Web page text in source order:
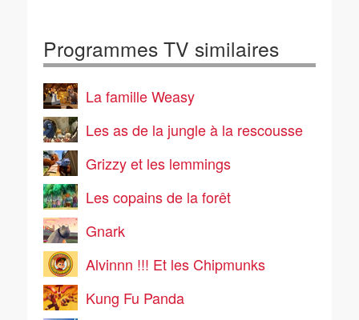
Programmes TV similaires
La famille Weasy
Les as de la jungle à la rescousse
Grizzy et les lemmings
Les copains de la forêt
Gnark
Alvinnn !!! Et les Chipmunks
Kung Fu Panda